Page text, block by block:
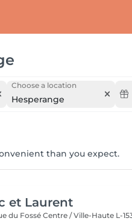
Choose a location
Hesperange
than you expect.
et Laurent
du FosséCentre / Ville-Haute L-